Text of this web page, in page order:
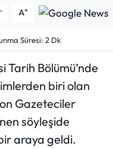
- A+
Süresi: 2 Dk
Tarih Bölümü’nde
biri olan
Gazeteciler
söyleşide
araya geldi.